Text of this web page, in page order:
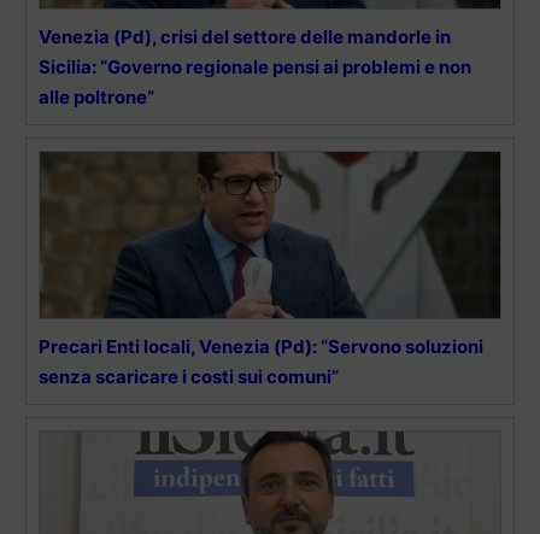
Venezia (Pd), crisi del settore delle mandorle in
Sicilia: “Governo regionale pensi ai problemi e non
alle poltrone”
Precari Enti locali, Venezia (Pd): “Servono soluzioni
senza scaricare i costi sui comuni”